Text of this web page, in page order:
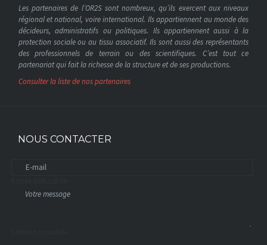
Les partenaires de l’OR2S sont nombreux, qu’ils exercent aux niveaux
régional et national, voire international. Ils appartiennent au monde des
décideurs, administratifs ou politiques. Ils appartiennent aussi à la
protection sociale ou au tissu associatif. Ils sont aussi des représentants
des professionnels de terrain ou des scientifiques. C’est tout ce
partenariat qui fait la richesse de la structure et de ses productions.
Consulter la liste de nos partenaires
NOUS CONTACTER